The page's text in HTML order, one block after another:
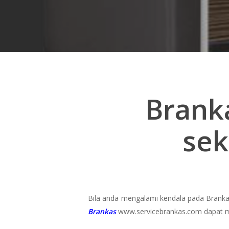
Hit enter to search or ESC to close
Bila anda mengalami kendala pada
Brankas www.servicebrankas.com dapat